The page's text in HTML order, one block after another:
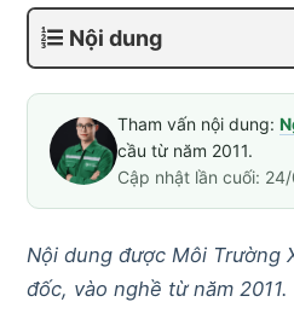
Nội dung
Tham vấn nội dung:
cầu từ năm 2011.
Cập nhật lần cuối:
Nội dung được Môi Trường
đốc, vào nghề từ năm